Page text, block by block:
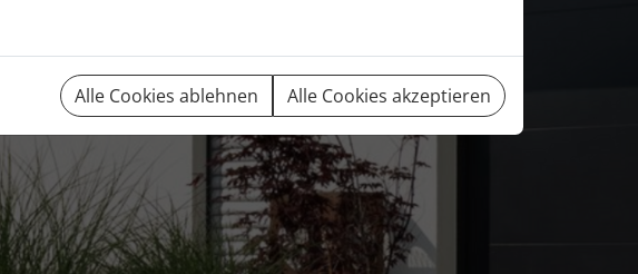
Alle Cookies ablehnen Alle Cookies akzeptieren